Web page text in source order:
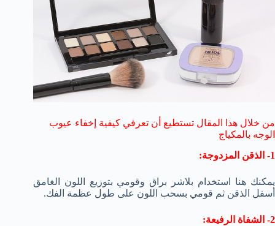
من خلال هذا المقال تستطيع أن تعرفي كيفية إخفاء عيوب
الوجه بالمكياج
1- الذقن المزدوجة:
يمكنك هنا استخدام بلاشر براق وقومي بتوزيع اللون الغامق
أسفل الذقن ثم قومي بسحب اللون على طول عظمة الفك.
2- الشفاة الرفيعة: